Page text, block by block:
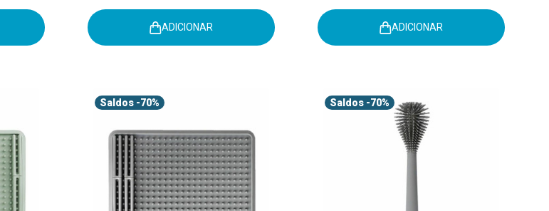
ADICIONAR ADICIONAR
Saldos -70% Saldos -70%